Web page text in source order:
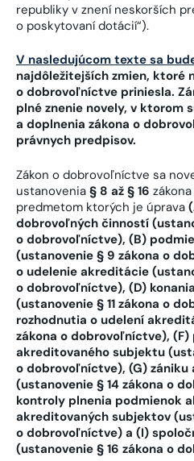
republiky v znení neskorších
o poskytovaní dotácií“).
V nasledujúcom texte sa
najdôležitejších zmien, ktoré
o dobrovoľníctve priniesla.
plné znenie novely, v ktorom
a doplnenia zákona o
právnych predpisov.
Zákon o dobrovoľníctve sa
ustanovenia § 8 až § 16
predmetom ktorých je úprava
dobrovoľných činností
o dobrovoľníctve), (B)
(ustanovenie § 9 zákona o
o udelenie akreditácie
o dobrovoľníctve), (D)
(ustanovenie § 11 zákona o
rozhodnutia o udelení
zákona o dobrovoľníctve),
akreditovaného subjektu
o dobrovoľníctve), (G) zániku
(ustanovenie § 14 zákona o
kontroly plnenia podmienok
akreditovaných subjektov
o dobrovoľníctve) a (I)
(ustanovenie § 16 zákona o